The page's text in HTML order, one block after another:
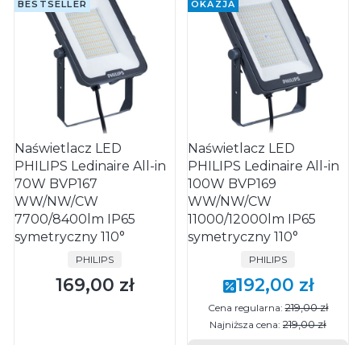
BESTSELLER
Naświetlacz LED
PHILIPS Ledinaire All-in
70W BVP167
WW/NW/CW
7700/8400lm IP65
symetryczny 110°
PRODUCENT
PHILIPS
Cena
169,00 zł
OKAZJA
Naświetlacz LED
PHILIPS Ledinaire All-in
100W BVP169
WW/NW/CW
11000/12000lm IP65
symetryczny 110°
PRODUCENT
PHILIPS
Cena promocyjna
192,00 zł
Cena regularna: 219,00 zł
Najniższa cena: 219,00 zł